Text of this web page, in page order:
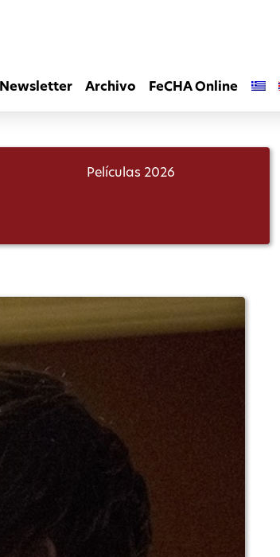
Newsletter Archivo FeCHA Online
Películas 2026